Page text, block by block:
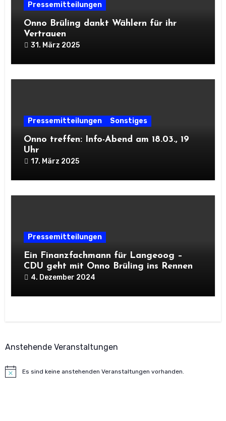
Pressemitteilungen
Onno Brüling dankt Wählern für ihr
Vertrauen
31. März 2025
Pressemitteilungen Sonstiges
Onno treffen: Info-Abend am 18.03., 19
Uhr
17. März 2025
Pressemitteilungen
Ein Finanzfachmann für Langeoog –
CDU geht mit Onno Brüling ins Rennen
4. Dezember 2024
Anstehende Veranstaltungen
HinweisEs sind keine anstehenden Veranstaltungen vorhanden.